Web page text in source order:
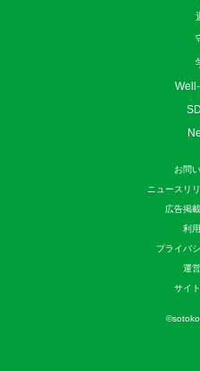
お問
ニュースリ
広告掲
利
プライバ
運
サイ
©